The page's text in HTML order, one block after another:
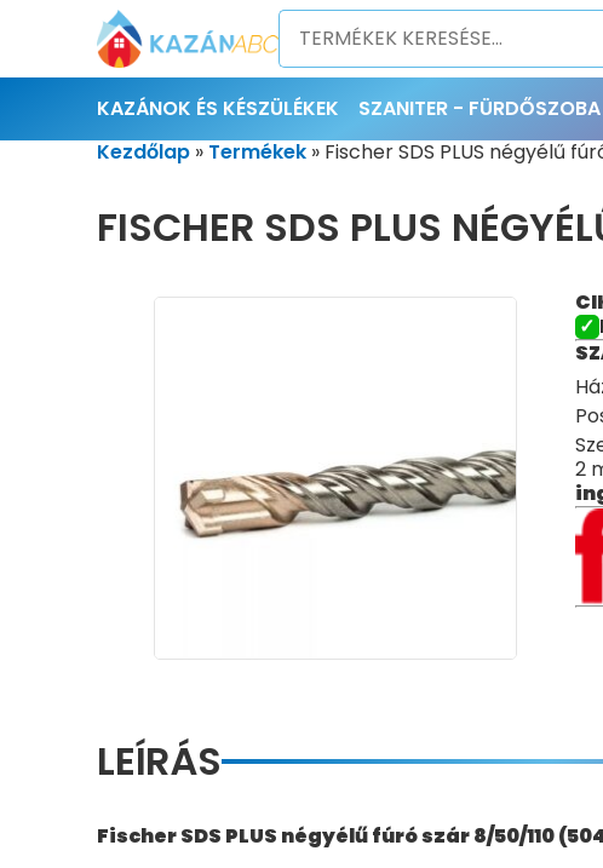
KAZÁNOK ÉS KÉSZÜLÉKEK SZANITER - FÜRDŐSZOBA
Kezdőlap » Termékek » Fischer SDS PLUS négyélű
FISCHER SDS PLUS
2
LEÍRÁS
Fischer SDS PLUS négyélű fúró szár 8/50/110